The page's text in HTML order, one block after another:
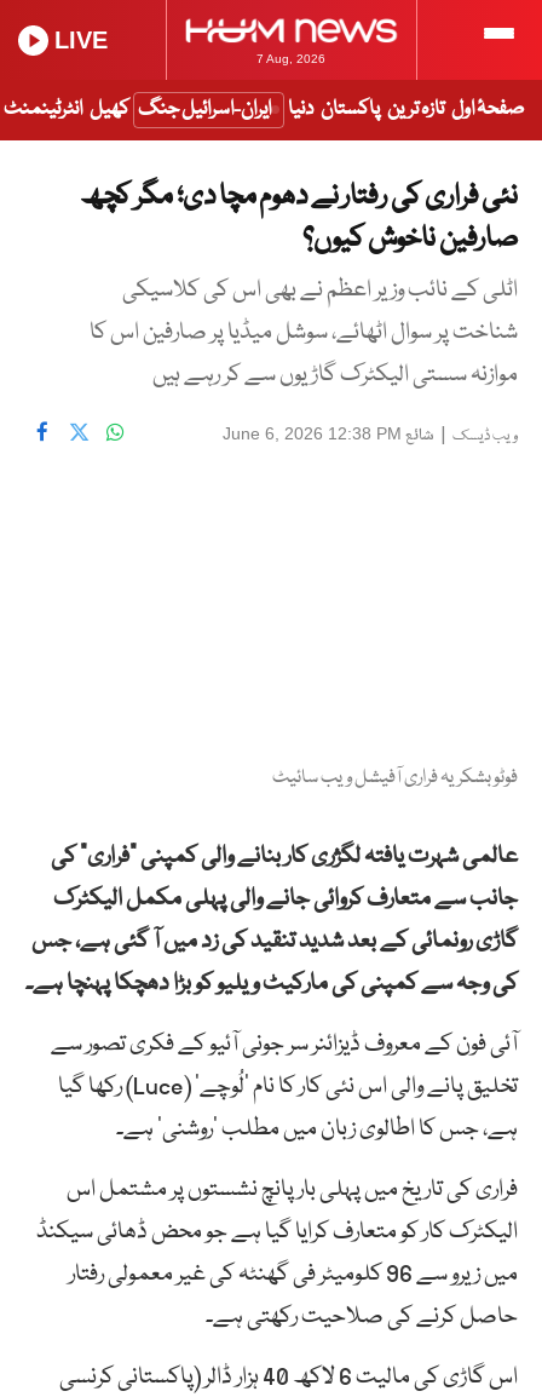
7 Aug, 2026
LIVE
صفحۂ اول تازہ ترین پاکستان دنیا ایران-اسرائیل جنگ کھیل انٹرٹینمنٹ
نئی فراری کی رفتار نے دھوم مچا دی؛ مگر کچھ
صارفین ناخوش کیوں؟
اٹلی کے نائب وزیر اعظم نے بھی اس کی کلاسیکی
شناخت پر سوال اٹھائے، سوشل میڈیا پر صارفین اس کا
موازنہ سستی الیکٹرک گاڑیوں سے کر رہے ہیں
ویب ڈیسک | شائع June 6, 2026 12:38 PM
فوٹو بشکریہ فراری آفیشل ویب سائیٹ
عالمی شہرت یافتہ لگژری کار بنانے والی کمپنی ”فراری“ کی
جانب سے متعارف کروائی جانے والی پہلی مکمل الیکٹرک
گاڑی رونمائی کے بعد شدید تنقید کی زد میں آ گئی ہے، جس
کی وجہ سے کمپنی کی مارکیٹ ویلیو کو بڑا دھچکا پہنچا ہے۔
آئی فون کے معروف ڈیزائنر سر جونی آئیو کے فکری تصور سے
تخلیق پانے والی اس نئی کار کا نام ’لُوچے‘ (Luce) رکھا گیا
ہے، جس کا اطالوی زبان میں مطلب ’روشنی‘ ہے۔
فراری کی تاریخ میں پہلی بار پانچ نشستوں پر مشتمل اس
الیکٹرک کار کو متعارف کرایا گیا ہے جو محض ڈھائی سیکنڈ
میں زیرو سے 96 کلومیٹر فی گھنٹہ کی غیر معمولی رفتار
حاصل کرنے کی صلاحیت رکھتی ہے۔
اس گاڑی کی مالیت 6 لاکھ 40 ہزار ڈالر (پاکستانی کرنسی